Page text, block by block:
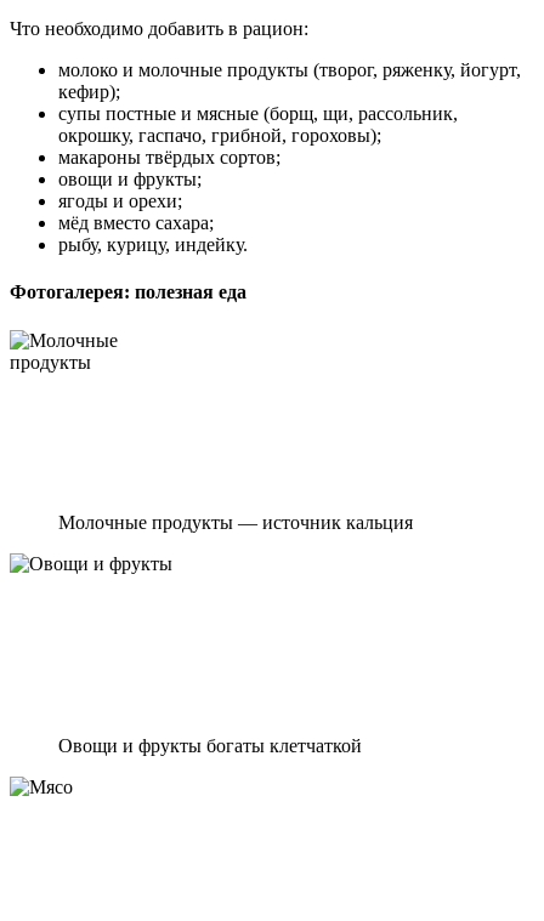
Что необходимо добавить в рацион:
молоко и молочные продукты (творог, ряженку, йогурт,
кефир);
супы постные и мясные (борщ, щи, рассольник,
окрошку, гаспачо, грибной, гороховы);
макароны твёрдых сортов;
овощи и фрукты;
ягоды и орехи;
мёд вместо сахара;
рыбу, курицу, индейку.
Фотогалерея: полезная еда
Молочные продукты — источник кальция
Овощи и фрукты богаты клетчаткой